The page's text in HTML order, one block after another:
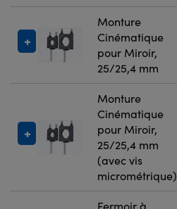
Monture
Cinématique
pour Miroir,
25/25,4 mm
Monture
Cinématique
pour Miroir,
25/25,4 mm
(avec vis
micrométrique)